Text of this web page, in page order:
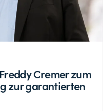
Cremer zum
zur garantierten